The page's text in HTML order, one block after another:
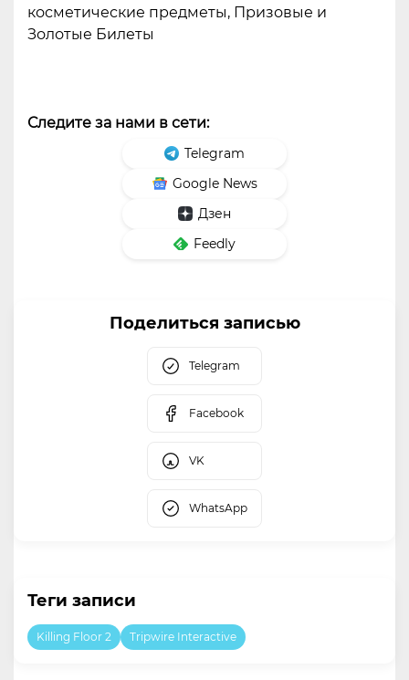
косметические предметы, Призовые и
Золотые Билеты
Следите за нами в сети:
Telegram
Google News
Дзен
Feedly
Поделиться записью
Telegram
Facebook
VK
WhatsApp
Теги записи
Killing Floor 2 Tripwire Interactive